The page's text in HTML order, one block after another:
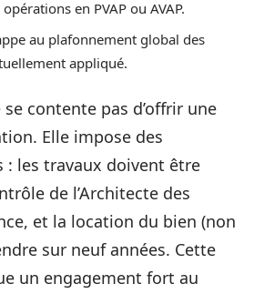
en PVAP ou AVAP.
au plafonnement global des
appliqué.
se contente pas d’offrir une
Elle impose des
: les travaux doivent être
de l’Architecte des
et la location du bien (non
sur neuf années. Cette
un engagement fort au